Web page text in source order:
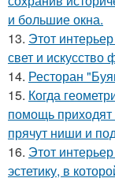
и большие окна.
13. Этот
свет и искусство
14. Ресторан
15. Когда
помощь
прячут ниши и
16. Этот
эстетику, в